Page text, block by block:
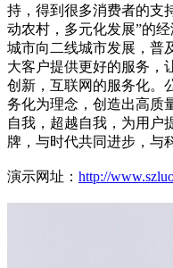
持，得到很多消费者的支
动农村，多元化发展”的
城市向二线城市发展，普
大客户提供更好的服务，
创新，互联网的服务化。
务化为理念，创造出高质
自我，超越自我，为用户
牌，与时代共同进步，与
演示网址： http://